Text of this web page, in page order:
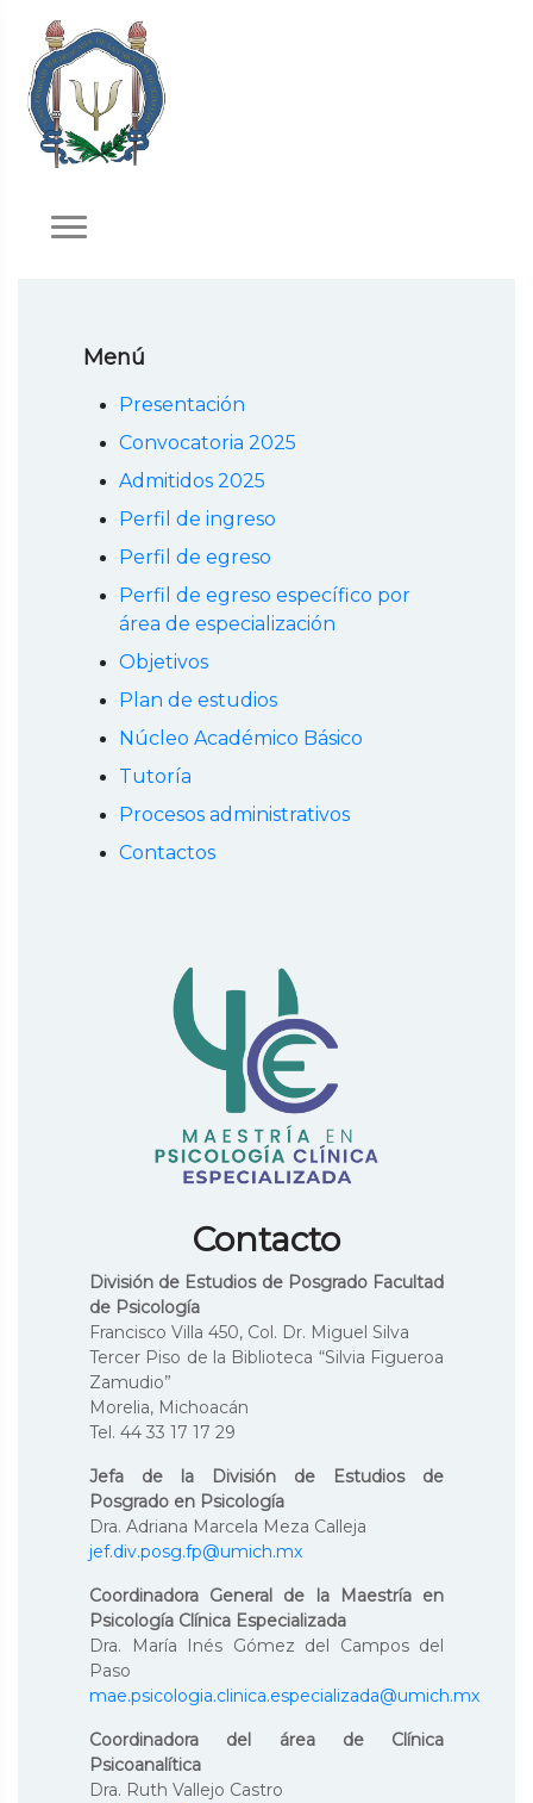
Menú
Presentación
Convocatoria 2025
Admitidos 2025
Perfil de ingreso
Perfil de egreso
Perfil de egreso específico por
área de especialización
Objetivos
Plan de estudios
Núcleo Académico Básico
Tutoría
Procesos administrativos
Contactos
Contacto
División de Estudios de Posgrado Facultad
de Psicología
Francisco Villa 450, Col. Dr. Miguel Silva
Tercer Piso de la Biblioteca “Silvia Figueroa
Zamudio”
Morelia, Michoacán
Tel. 44 33 17 17 29
Jefa de la División de Estudios de
Posgrado en Psicología
Dra. Adriana Marcela Meza Calleja
jef.div.posg.fp@umich.mx
Coordinadora General de la Maestría en
Psicología Clínica Especializada
Dra. María Inés Gómez del Campos del
Paso
mae.psicologia.clinica.especializada@umich.mx
Coordinadora del área de Clínica
Psicoanalítica
Dra. Ruth Vallejo Castro